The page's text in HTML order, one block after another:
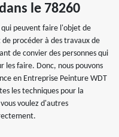
le 78260
qui peuvent faire l'objet de
procéder à des travaux de
de convier des personnes qui
les faire. Donc, nous pouvons
en Entreprise Peinture WDT
les techniques pour la
voulez d'autres